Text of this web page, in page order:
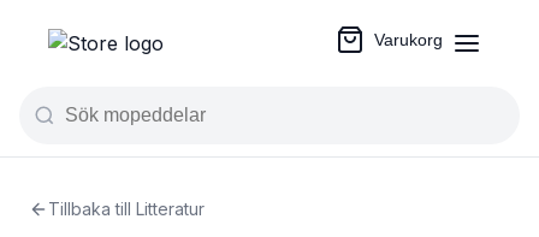
Varukorg
Tillbaka till Litteratur